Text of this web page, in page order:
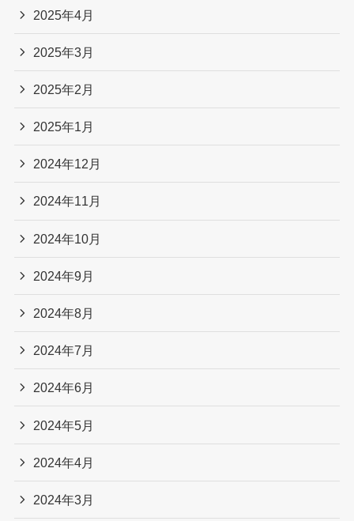
2025年4月
2025年3月
2025年2月
2025年1月
2024年12月
2024年11月
2024年10月
2024年9月
2024年8月
2024年7月
2024年6月
2024年5月
2024年4月
2024年3月